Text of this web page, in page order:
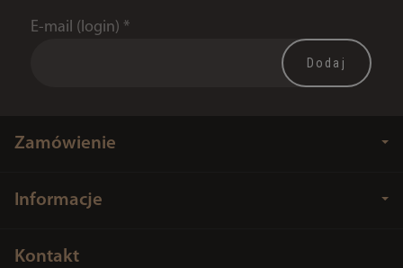
E-mail (login) *
Zamówienie
Informacje
Kontakt